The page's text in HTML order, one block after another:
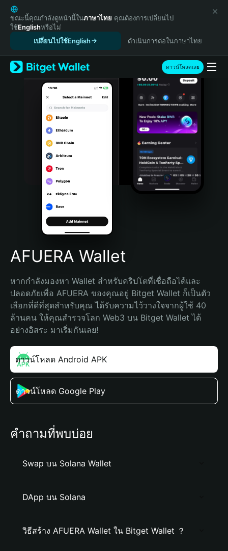
English
日本語
Tiếng Việt
Español (Latinoamérica)
Türkçe
Italiano
Português (Portugal)
Bahasa Indonesia
Português (Brasil)
Español (Argentina)
ขณะนี้คุณกำลังดูหน้านี้ในภาษาไทย คุณต้องการเปลี่ยนไป
ใช้Englishหรือไม่
เปลี่ยนไปใช้English
ดำเนินการต่อในภาษาไทย
ดาวน์โหลดเลย
AFUERA Wallet
หากกำลังมองหา Wallet สำหรับคริปโตที่เชื่อถือได้และ
ปลอดภัยเพื่อ AFUERA ของคุณอยู่ Bitget Wallet ก็เป็นตัว
เลือกที่ดีที่สุดสำหรับคุณ ได้รับความไว้วางใจจากผู้ใช้ 40
ล้านคน ให้คุณสำรวจโลก Web3 บน Bitget Wallet ได้
อย่างอิสระ มาเริ่มกันเลย!
ดาวน์โหลด Android APK
ดาวน์โหลด Google Play
คำถามที่พบบ่อย
Swap บน Solana Wallet
DApp บน Solana
วิธีสร้าง AFUERA Wallet ใน Bitget Wallet ？